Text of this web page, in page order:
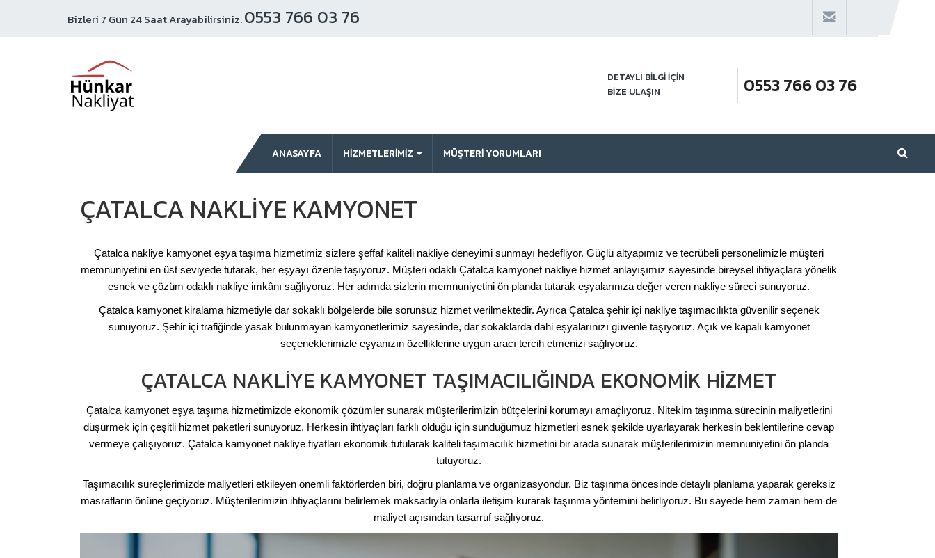
Bizleri 7 Gün 24 Saat Arayabilirsiniz.0553 766 03 76
DETAYLI BİLGİ İÇİN
BİZE ULAŞIN
0553 766 03 76
ANASAYFA HİZMETLERİMİZ MÜŞTERI YORUMLARI
ÇATALCA NAKLIYE KAMYONET
Çatalca nakliye kamyonet eşya taşıma hizmetimiz sizlere şeffaf kaliteli nakliye deneyimi sunmayı hedefliyor. Güçlü altyapımız ve tecrübeli personelimizle müşteri
memnuniyetini en üst seviyede tutarak, her eşyayı özenle taşıyoruz. Müşteri odaklı Çatalca kamyonet nakliye hizmet anlayışımız sayesinde bireysel ihtiyaçlara yönelik
esnek ve çözüm odaklı nakliye imkânı sağlıyoruz. Her adımda sizlerin memnuniyetini ön planda tutarak eşyalarınıza değer veren nakliye süreci sunuyoruz.
Çatalca kamyonet kiralama hizmetiyle dar sokaklı bölgelerde bile sorunsuz hizmet verilmektedir. Ayrıca Çatalca şehir içi nakliye taşımacılıkta güvenilir seçenek
sunuyoruz. Şehir içi trafiğinde yasak bulunmayan kamyonetlerimiz sayesinde, dar sokaklarda dahi eşyalarınızı güvenle taşıyoruz. Açık ve kapalı kamyonet
seçeneklerimizle eşyanızın özelliklerine uygun aracı tercih etmenizi sağlıyoruz.
ÇATALCA NAKLIYE KAMYONET TAŞIMACILIĞINDA EKONOMIK HIZMET
Çatalca kamyonet eşya taşıma hizmetimizde ekonomik çözümler sunarak müşterilerimizin bütçelerini korumayı amaçlıyoruz. Nitekim taşınma sürecinin maliyetlerini
düşürmek için çeşitli hizmet paketleri sunuyoruz. Herkesin ihtiyaçları farklı olduğu için sunduğumuz hizmetleri esnek şekilde uyarlayarak herkesin beklentilerine cevap
vermeye çalışıyoruz. Çatalca kamyonet nakliye fiyatları ekonomik tutularak kaliteli taşımacılık hizmetini bir arada sunarak müşterilerimizin memnuniyetini ön planda
tutuyoruz.
Taşımacılık süreçlerimizde maliyetleri etkileyen önemli faktörlerden biri, doğru planlama ve organizasyondur. Biz taşınma öncesinde detaylı planlama yaparak gereksiz
masrafların önüne geçiyoruz. Müşterilerimizin ihtiyaçlarını belirlemek maksadıyla onlarla iletişim kurarak taşınma yöntemini belirliyoruz. Bu sayede hem zaman hem de
maliyet açısından tasarruf sağlıyoruz.